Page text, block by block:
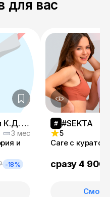
для вас
АНО «НИУДПО имени К.Д. Ушинского»
3 мес
и
-18%
#SEKTA
5
Care с
сразу 4 900